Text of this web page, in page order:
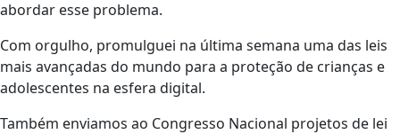
abordar esse problema.
Com orgulho, promulguei na última semana uma das leis
mais avançadas do mundo para a proteção de crianças e
adolescentes na esfera digital.
Também enviamos ao Congresso Nacional projetos de lei